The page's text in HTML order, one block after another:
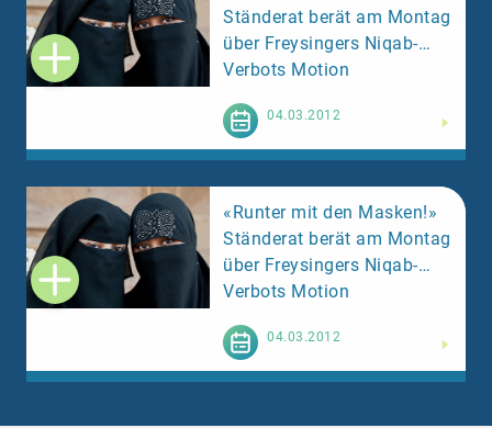
Ständerat berät am Montag
über Freysingers Niqab-
Verbots Motion
04.03.2012
«Runter mit den Masken!»
Ständerat berät am Montag
über Freysingers Niqab-
Verbots Motion
04.03.2012